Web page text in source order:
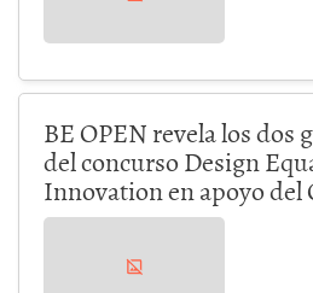
BE OPEN revela los dos
del concurso Design
Innovation en apoyo del